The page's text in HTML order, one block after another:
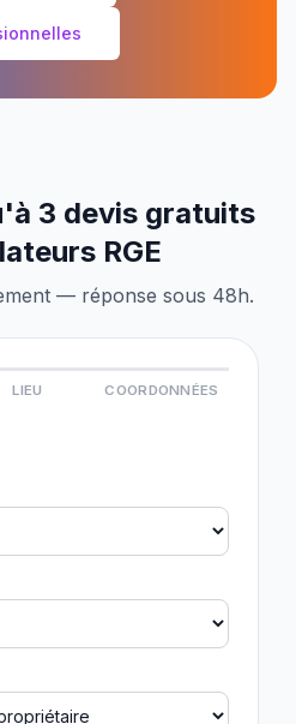
3 devis gratuits
RGE
— réponse sous 48h.
LIEU COORDONNÉES